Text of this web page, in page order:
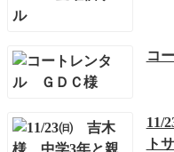
コ
11/
ト